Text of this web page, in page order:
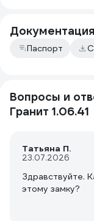
Документация
Паспорт
Вопросы и
Гранит 1.06.41
Татьяна П.
23.07.2026
Здравствуйте.
этому замку?